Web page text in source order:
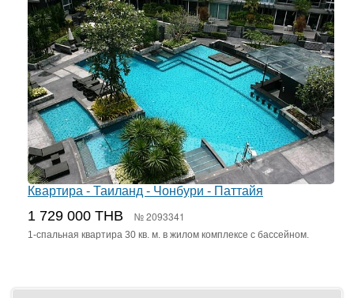
Квартира - Таиланд - Чонбури - Паттайя
1 729 000 THB № 2093341
1-спальная квартира 30 кв. м. в жилом комплексе с бассейном.